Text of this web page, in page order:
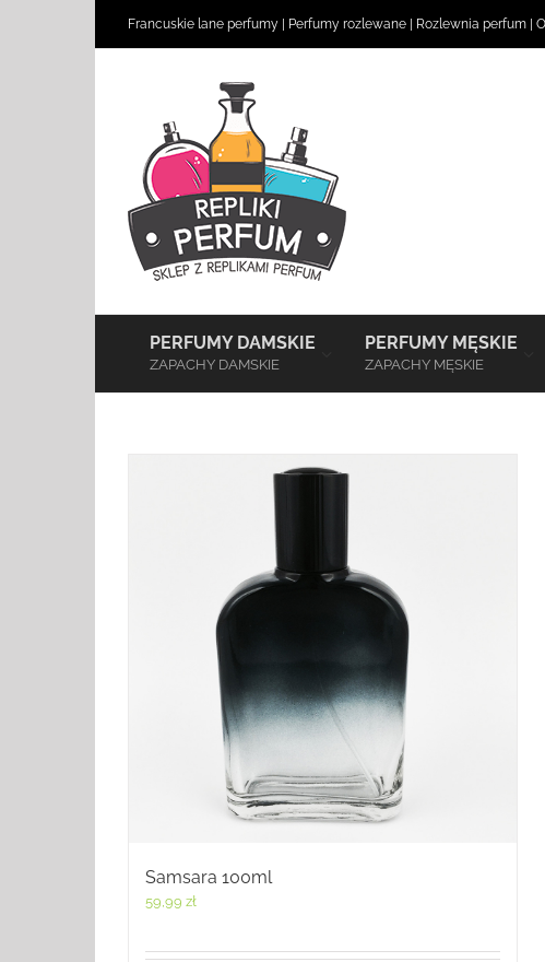
Francuskie lane perfumy Perfumy rozlewane Rozlewnia perfum
PERFUMY DAMSKIE
ZAPACHY DAMSKIE
PERFUMY MĘSKIE
ZAPACHY MĘSKIE
Samsara 100ml
59,99 zł